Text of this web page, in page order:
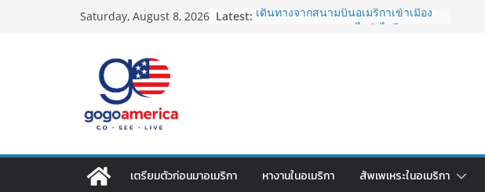
Saturday, August 8, 2026 Latest: เดินทางจากสนามบินอเมริกาเข้าเมือง
ประหยัดและคุ้มที่สุดในปี 2026?
VPN สำหรับใช้ในอเมริกา 2026: ตัว
เตรียมตัวก่อนมาอเมริกา หางานในอเมริกา สัพเพเหระในอเมริกา